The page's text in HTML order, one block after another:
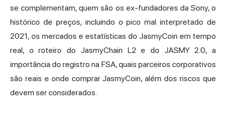
se complementam, quem são os ex-fundadores da Sony, o
histórico de preços, incluindo o pico mal interpretado de
2021, os mercados e estatísticas do JasmyCoin em tempo
real, o roteiro do JasmyChain L2 e do JASMY 2.0, a
importância do registro na FSA, quais parceiros corporativos
são reais e onde comprar JasmyCoin, além dos riscos que
devem ser considerados.